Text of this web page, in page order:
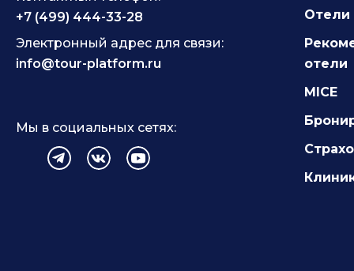
+7 (499) 444-33-28
Электронный адрес для связи:
info@tour-platform.ru
Мы в социальных сетях:
Отели
отели
MICE